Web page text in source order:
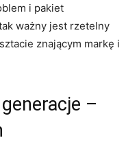
i pakiet
ważny jest rzetelny
znającym markę i
–